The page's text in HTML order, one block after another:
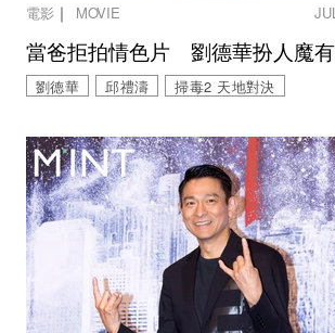
電影 ｜ MOVIE
當爸拒拍情色片 劉德華扮人魔
劉德華 邱禮濤 掃毒2 天地對決